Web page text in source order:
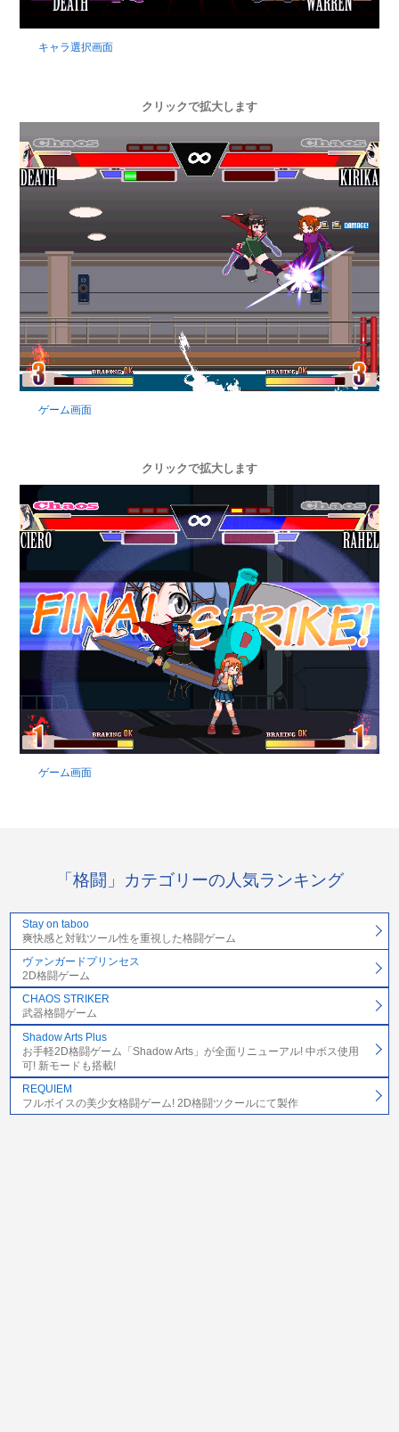
キャラ選択画面
クリックで拡大します
ゲーム画面
クリックで拡大します
ゲーム画面
「格闘」カテゴリーの人気ランキング
Stay on taboo
爽快感と対戦ツール性を重視した格闘ゲーム
ヴァンガードプリンセス
2D格闘ゲーム
CHAOS STRIKER
武器格闘ゲーム
Shadow Arts Plus
お手軽2D格闘ゲーム「Shadow Arts」が全面リニューアル! 中ボス使用
可! 新モードも搭載!
REQUIEM
フルボイスの美少女格闘ゲーム! 2D格闘ツクールにて製作